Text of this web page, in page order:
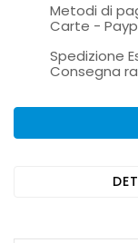
Metodi di
Carte -
Spedizione
Consegna